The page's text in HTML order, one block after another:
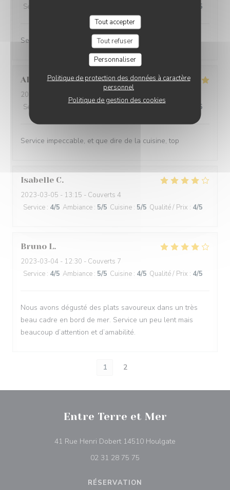
Tout accepter
Tout refuser
Personnaliser
Politique de protection des données à caractère
personnel
Politique de gestion des cookies
Service
/5
Serveurs très gentils, vue dégagée vers la plage
ALAIN G
2023-04-08
Service
Ambiance /5 /5
Service impeccable, et que dire de la cuisine, top
Isabelle C
2023-03-05 - 13:15 - Couverts 4
Service : 4/5 Ambiance : 5/5 Cuisine : 5/5 Qualité / Prix : 4/5
Bruno L
2023-03-04 - 12:30 - Couverts 7
Service : 4/5 Ambiance : 5/5 Cuisine : 4/5 Qualité / Prix : 4/5
Nous avons dégusté des plats savoureux dans un très
beau cadre en bord de mer. Service un peu lent mais
beaucoup d’attention et d’amabilité.
1 2
Entre Terre et Mer
41 Rue Henri Dobert 14510 Houlgate
02 31 28 75 75
RÉSERVATION